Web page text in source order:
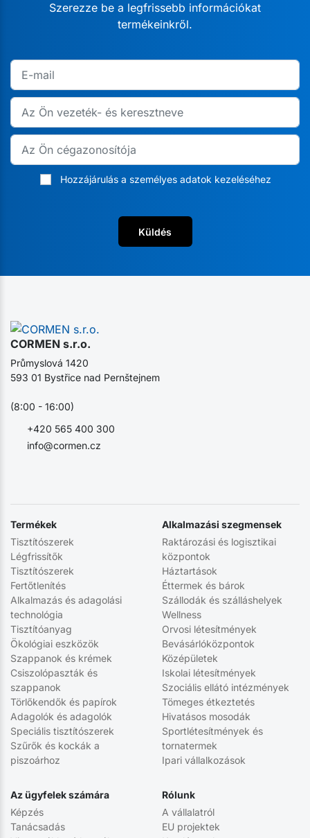
Szerezze be a legfrissebb információkat
termékeinkről.
Hozzájárulás a személyes adatok kezeléséhez
Küldés
CORMEN s.r.o.
info@cormen.cz
+420 565 400 300
Průmyslová 1420
593 01 Bystřice nad Pernštejnem
(8:00 - 16:00)
Termékek
Tisztítószerek
Légfrissítők
Tisztítószerek
Fertőtlenítés
Alkalmazás és adagolási
technológia
Tisztítóanyag
Ökológiai eszközök
Szappanok és krémek
Csiszolópaszták és
szappanok
Törlőkendők és papírok
Adagolók és adagolók
Speciális tisztítószerek
Szűrők és kockák a
piszoárhoz
Alkalmazási szegmensek
Raktározási és logisztikai
központok
Háztartások
Éttermek és bárok
Szállodák és szálláshelyek
Wellness
Orvosi létesítmények
Bevásárlóközpontok
Középületek
Iskolai létesítmények
Szociális ellátó intézmények
Tömeges étkeztetés
Hivatásos mosodák
Sportlétesítmények és
tornatermek
Ipari vállalkozások
Az ügyfelek számára
Képzés
Tanácsadás
Rólunk
A vállalatról
EU projektek